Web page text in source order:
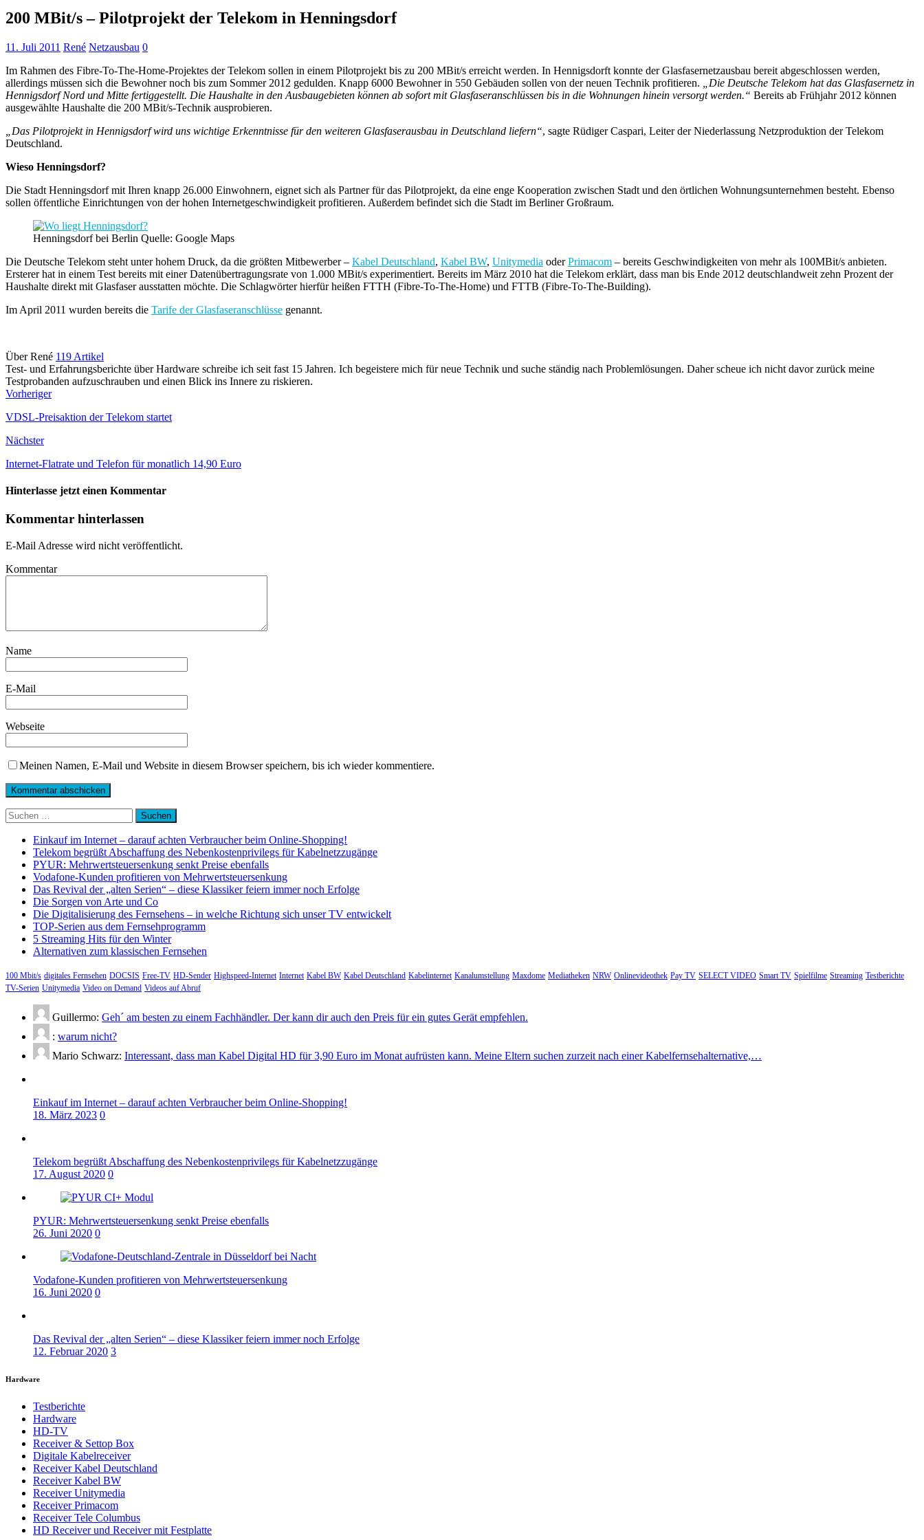
200 MBit/s – Pilotprojekt der Telekom in Henningsdorf
11. Juli 2011 René Netzausbau 0
Im Rahmen des Fibre-To-The-Home-Projektes der Telekom sollen in einem Pilotprojekt bis zu 200 MBit/s erreicht werden. In Hennigsdorft konnte der Glasfasernetzausbau bereit abgeschlossen werden,
allerdings müssen sich die Bewohner noch bis zum Sommer 2012 gedulden. Knapp 6000 Bewohner in 550 Gebäuden sollen von der neuen Technik profitieren.
„Die Deutsche Telekom hat das Glasfasernetz in
Hennigsdorf Nord und Mitte fertiggestellt. Die Haushalte in den Ausbaugebieten können ab sofort mit Glasfaseranschlüssen bis in die Wohnungen hinein versorgt werden.“ Bereits ab Frühjahr 2012 können
ausgewählte Haushalte die 200 MBit/s-Technik ausprobieren.
„Das Pilotprojekt in Hennigsdorf wird uns wichtige Erkenntnisse für den weiteren Glasfaserausbau in Deutschland liefern“, sagte Rüdiger Caspari, Leiter der Niederlassung Netzproduktion der Telekom
Deutschland.
Wieso Henningsdorf?
Die Stadt Henningsdorf mit Ihren knapp 26.000 Einwohnern, eignet sich als Partner für das Pilotprojekt, da eine enge Kooperation zwischen Stadt und den örtlichen Wohnungsunternehmen besteht. Ebenso
sollen öffentliche Einrichtungen von der hohen Internetgeschwindigkeit profitieren. Außerdem befindet sich die Stadt im Berliner Großraum.
Henningsdorf bei Berlin Quelle: Google Maps
Die Deutsche Telekom steht unter hohem Druck, da die größten Mitbewerber – Kabel Deutschland, Kabel BW, Unitymedia oderPrimacom – bereits Geschwindigkeiten von mehr als 100MBit/s anbieten.
Ersterer hat in einem Test bereits mit einer Datenübertragungsrate von 1.000 MBit/s experimentiert. Bereits im März 2010 hat die Telekom erklärt, dass man bis Ende 2012 deutschlandweit zehn Prozent der
Haushalte direkt mit Glasfaser ausstatten möchte. Die Schlagwörter hierfür heißen FTTH (Fibre-To-The-Home) und FTTB (Fibre-To-The-Building).
Im April 2011 wurden bereits die Tarife der Glasfaseranschlüsse genannt.
Über René 119 Artikel
Test- und Erfahrungsberichte über Hardware schreibe ich seit fast 15 Jahren. Ich begeistere mich für neue Technik und suche ständig nach Problemlösungen. Daher scheue ich nicht davor zurück meine
Testprobanden aufzuschrauben und einen Blick ins Innere zu riskieren.
Vorheriger
VDSL-Preisaktion der Telekom startet
Nächster
Internet-Flatrate und Telefon für monatlich 14,90 Euro
Hinterlasse jetzt einen Kommentar
Kommentar hinterlassen
E-Mail Adresse wird nicht veröffentlicht.
Kommentar
Name
E-Mail
Webseite
Meinen Namen, E-Mail und Website in diesem Browser speichern, bis ich wieder kommentiere.
Suchen
nach:
Einkauf im Internet – darauf achten Verbraucher beim Online-Shopping!
Telekom begrüßt Abschaffung des Nebenkostenprivilegs für Kabelnetzzugänge
PYUR: Mehrwertsteuersenkung senkt Preise ebenfalls
Vodafone-Kunden profitieren von Mehrwertsteuersenkung
Das Revival der „alten Serien“ – diese Klassiker feiern immer noch Erfolge
Die Sorgen von Arte und Co
Die Digitalisierung des Fernsehens – in welche Richtung sich unser TV entwickelt
TOP-Serien aus dem Fernsehprogramm
5 Streaming Hits für den Winter
Alternativen zum klassischen Fernsehen
100 Mbit/s digitales Fernsehen DOCSIS Free-TV HD-Sender Highspeed-Internet Internet Kabel BW Kabel Deutschland Kabelinternet Kanalumstellung Maxdome Mediatheken NRW Onlinevideothek Pay TV SELECT VIDEO Smart TV Spielfilme Streaming Testberichte
TV-Serien Unitymedia Video on Demand Videos auf Abruf
Guillermo: Geh´ am besten zu einem Fachhändler. Der kann dir auch den Preis für ein gutes Gerät empfehlen.
: warum nicht?
Mario Schwarz: Interessant, dass man Kabel Digital HD für 3,90 Euro im Monat aufrüsten kann. Meine Eltern suchen zurzeit nach einer Kabelfernsehalternative,…
Einkauf im Internet – darauf achten Verbraucher beim Online-Shopping!
18. März 2023 0
Telekom begrüßt Abschaffung des Nebenkostenprivilegs für Kabelnetzzugänge
17. August 2020 0
PYUR: Mehrwertsteuersenkung senkt Preise ebenfalls
26. Juni 2020 0
Vodafone-Kunden profitieren von Mehrwertsteuersenkung
16. Juni 2020 0
Das Revival der „alten Serien“ – diese Klassiker feiern immer noch Erfolge
12. Februar 2020 3
Hardware
Testberichte
Hardware
HD-TV
Receiver & Settop Box
Digitale Kabelreceiver
Receiver Kabel Deutschland
Receiver Kabel BW
Receiver Unitymedia
Receiver Primacom
Receiver Tele Columbus
HD Receiver und Receiver mit Festplatte